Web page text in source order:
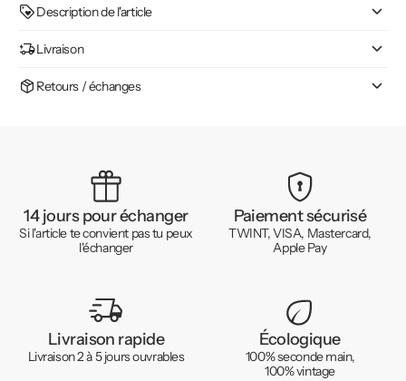
Description de l'article
Livraison
Retours / échanges
14 jours pour échanger
Si l'article te convient pas tu peux
l'échanger
Paiement sécurisé
TWINT, VISA, Mastercard,
Apple Pay
Livraison rapide
Livraison 2 à 5 jours ouvrables
Écologique
100% seconde main,
100% vintage